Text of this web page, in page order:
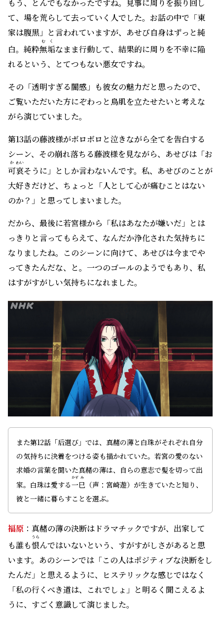
もう、とんでもなかったですね。見事に周りを振り回し
て、場を荒らして去っていく人でした。お話の中で「東
家は腹黒」と言われていますが、あせび自身はずっと純
白。純粋無垢
むく
なまま行動して、結果的に周りを不幸に陥
れるという、とてつもない悪女ですね。
その「透明すぎる闇感」も彼女の魅力だと思ったので、
ご覧いただいた方にぞわっと鳥肌を立たせたいと考えな
がら演じていました。
第13話の藤波様がボロボロと泣きながら全てを告白する
シーン、その崩れ落ちる藤波様を見ながら、あせびは「お
可
か
哀
わい
そうに」としか言わないんです。私、あせびのことが
大好きだけど、ちょっと「人として心が痛むことはない
のか？」と思ってしまいました。
だから、最後に若宮様から「私はあなたが嫌いだ」とは
っきりと言ってもらえて、なんだか浄化された気持ちに
なりましたね。このシーンに向けて、あせびは今までや
ってきたんだな、と。一つのゴールのようでもあり、私
はすがすがしい気持ちになれました。
また第12話「后選び」では、真赭の薄と白珠がそれぞれ自分
の気持ちに決着をつける姿も描かれていた。若宮の愛のない
求婚の言葉を聞いた真赭の薄は、自らの意志で髪を切って出
家。白珠は愛する一
かず
巳
み
（声：宮崎遊）が生きていたと知り、
彼と一緒に暮らすことを選ぶ。
福原 ：真赭の薄の決断はドラマチックですが、出家して
も誰も恨
うら
んではいないという、すがすがしさがあると思
います。あのシーンでは「この人はポジティブな決断をし
たんだ」と思えるように、ヒステリックな感じではなく
「私の行くべき道は、これでしょ」と明るく聞こえるよ
うに、すごく意識して演じました。